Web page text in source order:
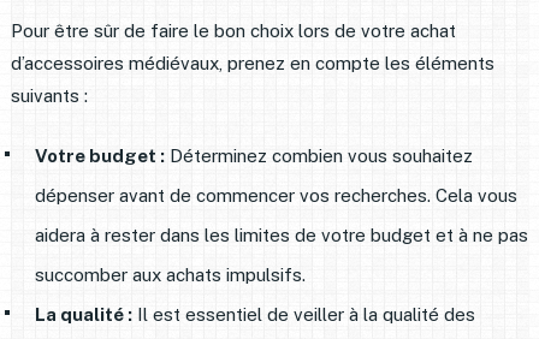
Pour être sûr de faire le bon choix lors de votre achat
d’accessoires médiévaux, prenez en compte les éléments
suivants :
Votre budget :Déterminez combien vous souhaitez
dépenser avant de commencer vos recherches. Cela vous
aidera à rester dans les limites de votre budget et à ne pas
succomber aux achats impulsifs.
La qualité :Il est essentiel de veiller à la qualité des